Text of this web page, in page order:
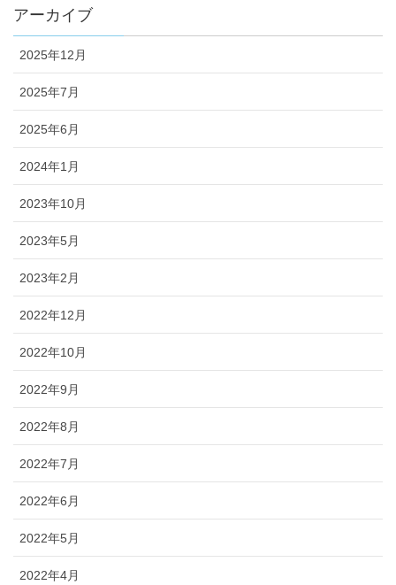
アーカイブ
2025年12月
2025年7月
2025年6月
2024年1月
2023年10月
2023年5月
2023年2月
2022年12月
2022年10月
2022年9月
2022年8月
2022年7月
2022年6月
2022年5月
2022年4月